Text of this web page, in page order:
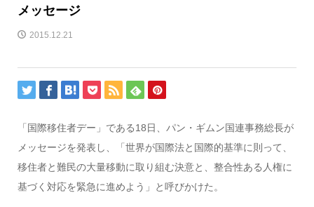
メッセージ
2015.12.21
「国際移住者デー」である18日、パン・ギムン国連事務総長が
メッセージを発表し、「世界が国際法と国際的基準に則って、
移住者と難民の大量移動に取り組む決意と、整合性ある人権に
基づく対応を緊急に進めよう」と呼びかけた。